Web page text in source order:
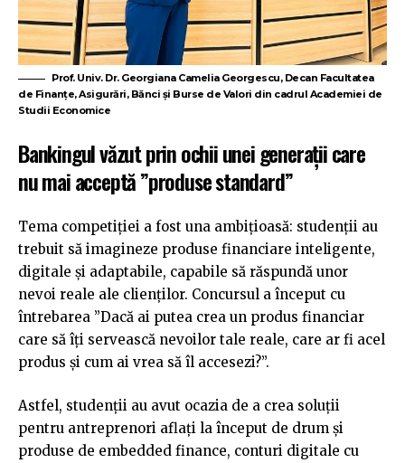
Prof. Univ. Dr. Georgiana Camelia Georgescu, Decan Facultatea
de Finanțe, Asigurări, Bănci și Burse de Valori din cadrul Academiei de
Studii Economice
Bankingul văzut prin ochii unei generații care
nu mai acceptă ”produse standard”
Tema competiției a fost una ambițioasă: studenții au
trebuit să imagineze produse financiare inteligente,
digitale și adaptabile, capabile să răspundă unor
nevoi reale ale clienților. Concursul a început cu
întrebarea ”Dacă ai putea crea un produs financiar
care să îți servească nevoilor tale reale, care ar fi acel
produs și cum ai vrea să îl accesezi?”.
Astfel, studenții au avut ocazia de a crea soluții
pentru antreprenori aflați la început de drum și
produse de embedded finance, conturi digitale cu